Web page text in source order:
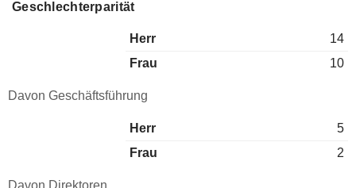
Geschlechterparität
Herr
14
Frau
10
Davon Geschäftsführung
Herr
5
Frau
2
Davon Direktoren